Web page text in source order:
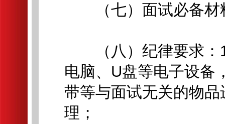
（七）面试必备材
（八）纪律要求：
电脑、U盘等电子设备
带等与面试无关的物
理；